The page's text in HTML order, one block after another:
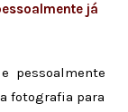
já
pessoalmente
fotografia para